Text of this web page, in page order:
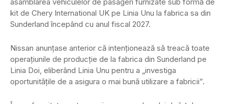
asamblarea vehiculelor de pasageri furnizate sub formă de
kit de Chery International UK pe Linia Unu la fabrica sa din
Sunderland începând cu anul fiscal 2027.
Nissan anunțase anterior că intenționează să treacă toate
operațiunile de producție de la fabrica din Sunderland pe
Linia Doi, eliberând Linia Unu pentru a „investiga
oportunitățile de a asigura o mai bună utilizare a fabricii”.